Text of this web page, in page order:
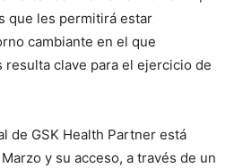
que les permitirá estar
cambiante en el que
clave para el ejercicio de
de GSK Health Partner está
y su acceso, a través de un